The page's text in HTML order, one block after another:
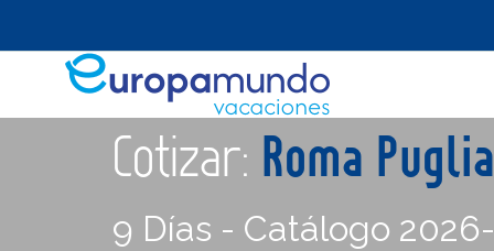
Cotizar: Roma
9 Días - Catálogo